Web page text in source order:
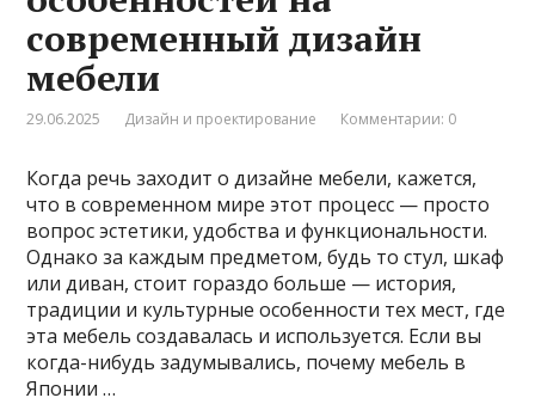
современный дизайн
мебели
29.06.2025 Дизайн и проектирование Комментарии: 0
Когда речь заходит о дизайне мебели, кажется,
что в современном мире этот процесс — просто
вопрос эстетики, удобства и функциональности.
Однако за каждым предметом, будь то стул, шкаф
или диван, стоит гораздо больше — история,
традиции и культурные особенности тех мест, где
эта мебель создавалась и используется. Если вы
когда-нибудь задумывались, почему мебель в
Японии …